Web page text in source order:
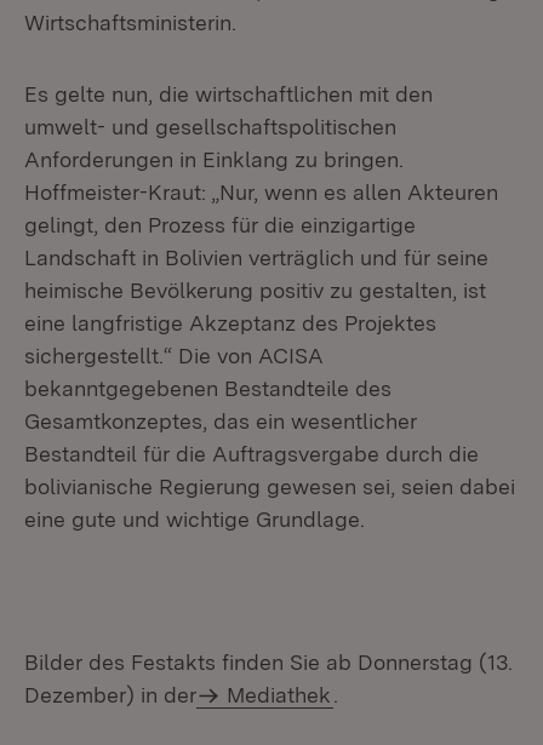
Wirtschaftsministerin.
Es gelte nun, die wirtschaftlichen mit den
umwelt- und gesellschaftspolitischen
Anforderungen in Einklang zu bringen.
Hoffmeister-Kraut: „Nur, wenn es allen Akteuren
gelingt, den Prozess für die einzigartige
Landschaft in Bolivien verträglich und für seine
heimische Bevölkerung positiv zu gestalten, ist
eine langfristige Akzeptanz des Projektes
sichergestellt.“ Die von ACISA
bekanntgegebenen Bestandteile des
Gesamtkonzeptes, das ein wesentlicher
Bestandteil für die Auftragsvergabe durch die
bolivianische Regierung gewesen sei, seien dabei
eine gute und wichtige Grundlage.
Bilder des Festakts finden Sie ab Donnerstag (13.
Dezember) in der
Mediathek